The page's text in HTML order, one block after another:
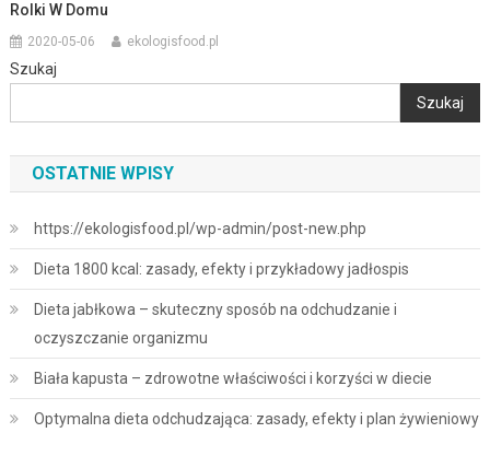
Rolki W Domu
2020-05-06 ekologisfood.pl
Szukaj
Szukaj
OSTATNIE WPISY
https://ekologisfood.pl/wp-admin/post-new.php
Dieta 1800 kcal: zasady, efekty i przykładowy jadłospis
Dieta jabłkowa – skuteczny sposób na odchudzanie i
oczyszczanie organizmu
Biała kapusta – zdrowotne właściwości i korzyści w diecie
Optymalna dieta odchudzająca: zasady, efekty i plan żywieniowy